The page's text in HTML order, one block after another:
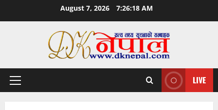
August 7, 2026 7:26:18 AM
Primary
LIVE